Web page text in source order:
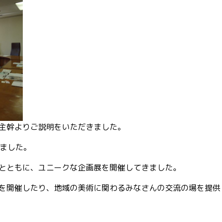
よりご説明をいただきました。
した。
もに、ユニークな企画展を開催してきました。
開催したり、地域の美術に関わるみなさんの交流の場を提